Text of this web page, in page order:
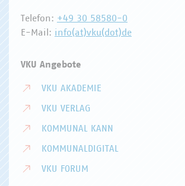
Telefon: +49 30 58580-0
E-Mail: info(at)vku(dot)de
VKU Angebote
VKU AKADEMIE
VKU VERLAG
KOMMUNAL KANN
KOMMUNALDIGITAL
VKU FORUM